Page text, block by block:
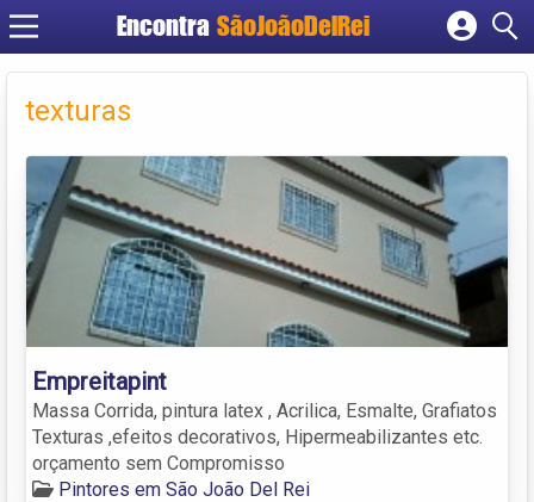
Encontra SãoJoãoDelRei
Cadastrar empresa
texturas
Empreitapint
Massa Corrida, pintura latex , Acrilica, Esmalte, Grafiatos
Texturas ,efeitos decorativos, Hipermeabilizantes etc.
orçamento sem Compromisso
Pintores em São João Del Rei